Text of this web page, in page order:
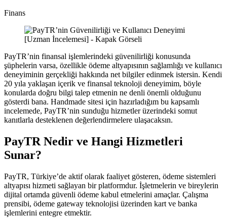
Finans
PayTR’nin finansal işlemlerindeki güvenilirliği konusunda
şüphelerin varsa, özellikle ödeme altyapısının sağlamlığı ve kullanıcı
deneyiminin gerçekliği hakkında net bilgiler edinmek istersin. Kendi
20 yıla yaklaşan içerik ve finansal teknoloji deneyimim, böyle
konularda doğru bilgi talep etmenin ne denli önemli olduğunu
gösterdi bana. Handmade sitesi için hazırladığım bu kapsamlı
incelemede, PayTR’nin sunduğu hizmetler üzerindeki somut
kanıtlarla desteklenen değerlendirmelere ulaşacaksın.
PayTR Nedir ve Hangi Hizmetleri
Sunar?
PayTR, Türkiye’de aktif olarak faaliyet gösteren, ödeme sistemleri
altyapısı hizmeti sağlayan bir platformdur. İşletmelerin ve bireylerin
dijital ortamda güvenli ödeme kabul etmelerini amaçlar. Çalışma
prensibi, ödeme gateway teknolojisi üzerinden kart ve banka
işlemlerini entegre etmektir.